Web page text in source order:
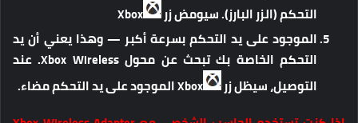
التحكم (الزر البارز). سيومض زر
Xbox
الموجود على يد التحكم بسرعة أكبر — وهذا يعني أن يد
التحكم الخاصة بك تبحث عن محول Xbox Wireless. عند
التوصيل، سيظل زر
Xbox الموجود على يد التحكم مضاء.